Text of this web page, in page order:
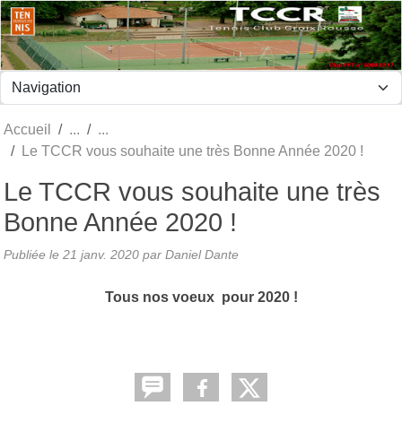
Accueil
Le TCCR vous souhaite une très Bonne Année 2020 !
Le TCCR vous souhaite une très
Bonne Année 2020 !
Publiée le 21 janv. 2020 par Daniel Dante
Tous nos voeux pour 2020 !
Panneau de gestion des cookies